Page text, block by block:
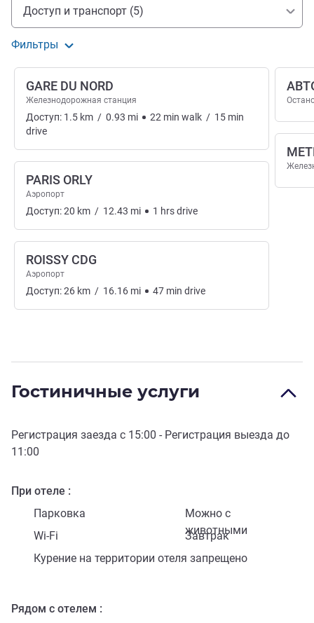
Доступ и транспорт
Доступ и транспорт (5)
Фильтры
GARE DU NORD
Железнодорожная станция
Доступ: 1.5 km / 0.93 mi 22 min walk / 15 min
drive
PARIS ORLY
Аэропорт
Доступ:20 km / 12.43 mi 1 hrsdrive
ROISSY CDG
Аэропорт
Доступ:26 km / 16.16 mi 47 min drive
Гостиничные услуги
Регистрация заезда с 15:00 - Регистрация выезда до
11:00
При отеле
Парковка
Можно с
животными
Wi-Fi
Завтрак
Курение на территории отеля запрещено
Рядом с отелем